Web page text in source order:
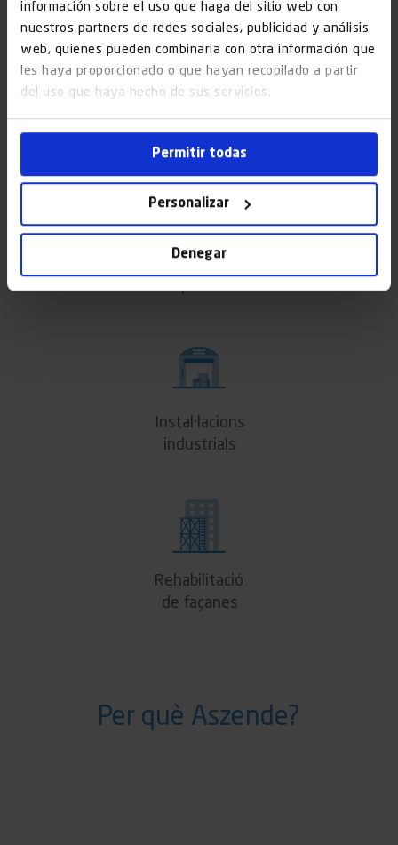
información sobre el uso que haga del sitio web con
nuestros partners de redes sociales, publicidad y análisis
web, quienes pueden combinarla con otra información que
les haya proporcionado o que hayan recopilado a partir
del uso que haya hecho de sus servicios.
Permitir todas
Personalizar
Denegar
Edificis
corporatius
Instal·lacions
industrials
Rehabilitació
de façanes
Per què Aszende?